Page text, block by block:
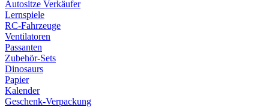
Autositze Verkäufer
Lernspiele
RC-Fahrzeuge
Ventilatoren
Passanten
Zubehör-Sets
Dinosaurs
Papier
Kalender
Geschenk-Verpackung